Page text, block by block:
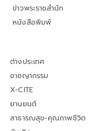
ข่าวพระราชสำนัก
หนังสือพิมพ์
ต่างประเทศ
อาชญากรรม
X-CITE
ยานยนต์
สาธารณสุข-คุณภาพชีวิต